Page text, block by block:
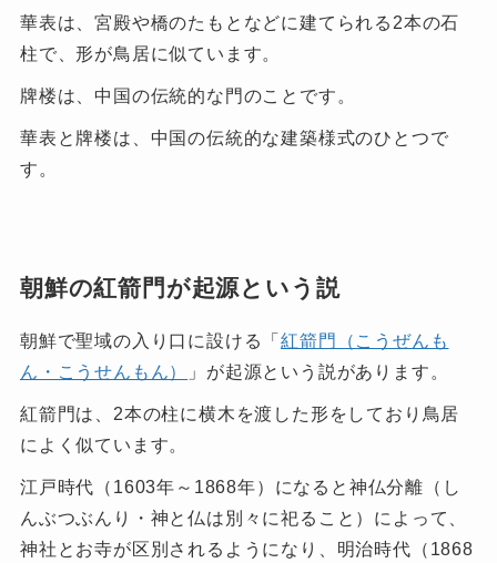
華表は、宮殿や橋のたもとなどに建てられる2本の石
柱で、形が鳥居に似ています。
牌楼は、中国の伝統的な門のことです。
華表と牌楼は、中国の伝統的な建築様式のひとつで
す。
朝鮮の紅箭門が起源という説
朝鮮で聖域の入り口に設ける「紅箭門（こうぜんも
ん・こうせんもん）
」が起源という説があります。
紅箭門は、2本の柱に横木を渡した形をしており鳥居
によく似ています。
江戸時代（1603年～1868年）になると神仏分離（し
んぶつぶんり・神と仏は別々に祀ること）によって、
神社とお寺が区別されるようになり、明治時代（1868